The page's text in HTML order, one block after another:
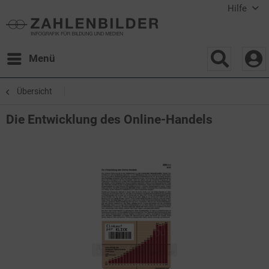
Hilfe
Menü
Übersicht
Die Entwicklung des Online-Handels